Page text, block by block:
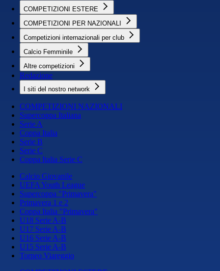
COMPETIZIONI ESTERE
COMPETIZIONI PER NAZIONALI
Competizioni internazionali per club
Calcio Femminile
Altre competizioni
Redazione
I siti del nostro network
COMPETIZIONI NAZIONALI
Supercoppa Italiana
Serie A
Coppa Italia
Serie B
Serie C
Coppa Italia Serie C
Calcio Giovanile
UEFA Youth League
Supercoppa "Primavera"
Primavera 1 e 2
Coppa Italia "Primavera"
U18 Serie A-B
U17 Serie A-B
U16 Serie A-B
U15 Serie A-B
Torneo Viareggio